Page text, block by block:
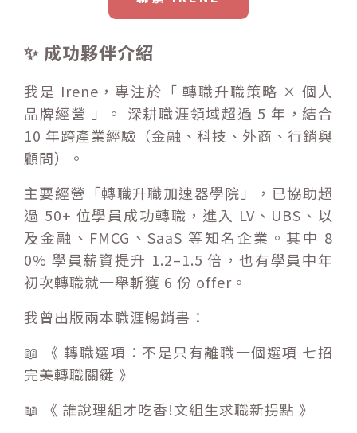
✨ 成功夥伴介紹
我是 Irene，專注於「 轉職升職策略 × 個人
品牌經營 」。 深耕職涯領域超過 5 年，結合
10 年跨產業經驗（金融、科技、外商、行銷與
顧問）。
主要經營「轉職升職加速器學院 」，已協助超
過 50+ 位學員成功轉職，進入 LV、UBS、以
及金融、FMCG、SaaS 等知名企業。其中 8
0% 學員薪資提升 1.2–1.5 倍，也有學員中年
初次轉職就一舉斬獲 6 份 offer。
我曾出版兩本職涯暢銷書：
📖 《轉職選項：不是只有離職一個選項 七招
完美轉職關鍵 》
📖 《 誰說理組才吃香!文組生求職新拐點 》